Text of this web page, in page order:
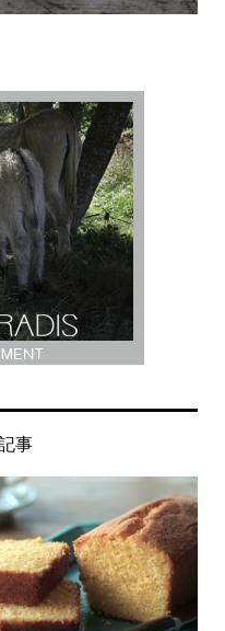
事